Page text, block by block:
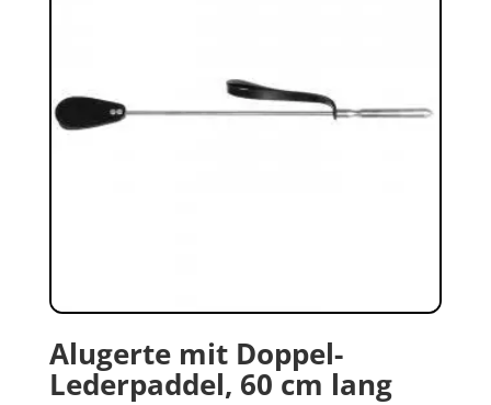
Alugerte mit Doppel-
Lederpaddel, 60 cm lang